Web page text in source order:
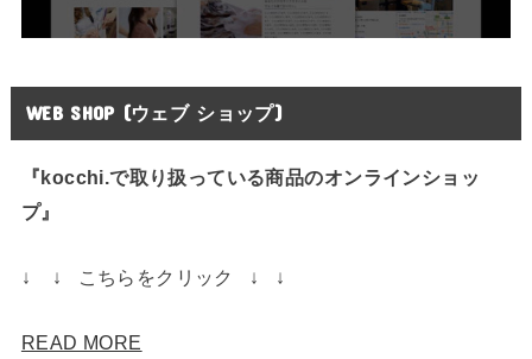
WEB SHOP (ウェブ ショップ)
『kocchi.で取り扱っている商品のオンラインショッ
プ』
↓ ↓ こちらをクリック ↓ ↓
READ MORE